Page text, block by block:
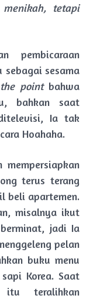
tetapi
pembicaraan
sebagai sesama
pointbahwa
bahkan saat
Ia tak
Hoahaha.
terus terang
beli apartemen.
misalnya ikut
jadi Ia
pelan
buku menu
Korea. Saat
teralihkan